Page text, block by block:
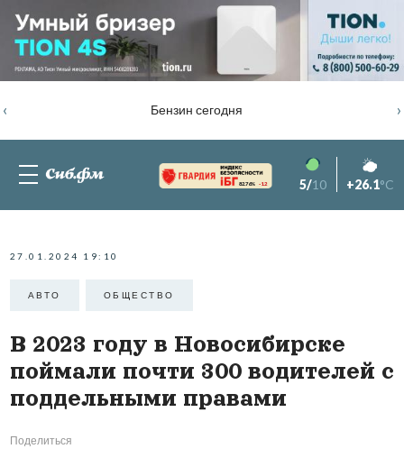
Бензин сегодня
‹ ›
82.76% -1.2 5/10 +26.1°C
27.01.2024 19:10
АВТО ОБЩЕСТВО
В 2023 году в Новосибирске
поймали почти 300 водителей с
поддельными правами
Поделиться